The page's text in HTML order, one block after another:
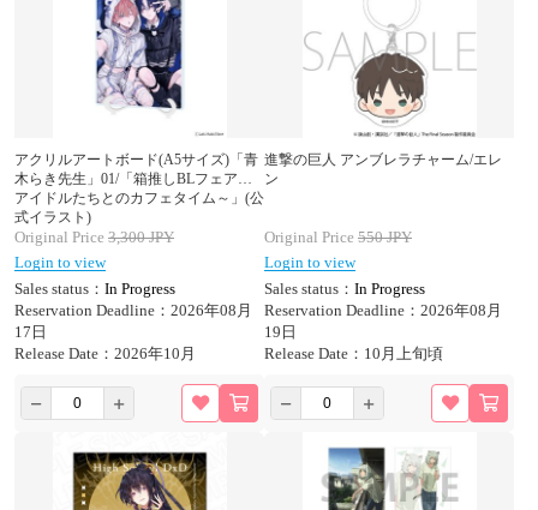
アクリルアートボード(A5サイズ)「青
木らき先生」01/「箱推しBLフェア～
アイドルたちとのカフェタイム～」(公
式イラスト)
Original Price 3,300JPY
Login to view
Sales status： In Progress
Reservation Deadline：2026年08月
17日
Release Date：2026年10月
進撃の巨人 アンブレラチャーム/エレ
ン
Original Price 550JPY
Login to view
Sales status： In Progress
Reservation Deadline：2026年08月
19日
Release Date：10月上旬頃